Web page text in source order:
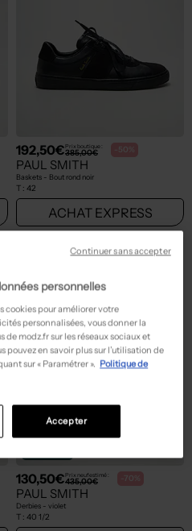
192,50€Prix boutique :
385,00€ -50%
PAUL SMITH
Baskets - Bout rond noir
T : 42
ACHAT EXPRESS
130,50€Prix neuf estimé :
435,00€ -70%
PAUL SMITH
Derbies - violet
T : 40 1/2
personnelles
cookies pour améliorer votre
personnalisées, vous donner la
modz.fr sur les réseaux sociaux et
pouvez en savoir plus sur l’utilisation de
sur « Paramétrer ». Politique de
Accepter
Continuer sans accepter